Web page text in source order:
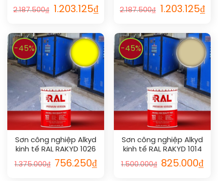
2.187.500₫ 1.203.125₫
2.187.500₫ 1.203.125₫
-45%
Sơn công nghiệp Alkyd
kinh tế RAL RAKYD 1026
1.375.000₫ 756.250₫
-45%
Sơn công nghiệp Alkyd
kinh tế RAL RAKYD 1014
1.500.000₫ 825.000₫